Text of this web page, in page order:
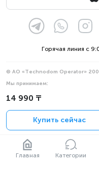
Главная Категории
14 990 ₸
Купить сейчас
Горячая линия с
© АО «Technodom Operator»
Мы принимаем:
Официальное уведомление